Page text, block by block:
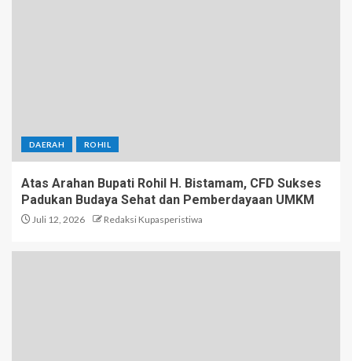
DAERAH ROHIL
Atas Arahan Bupati Rohil H. Bistamam, CFD Sukses
Padukan Budaya Sehat dan Pemberdayaan UMKM
Juli 12, 2026 Redaksi Kupasperistiwa